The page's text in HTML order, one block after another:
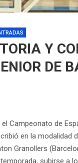
Y
DE
Campeonato de
en la modalidad
Granollers
subirse a